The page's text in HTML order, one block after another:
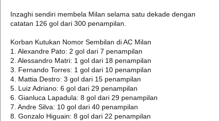
Inzaghi sendiri membela Milan selama satu dekade dengan
catatan 126 gol dari 300 penampilan.
Korban Kutukan Nomor Sembilan di AC Milan
1. Alexandre Pato: 2 gol dari 7 penampilan
2. Alessandro Matri: 1 gol dari 18 penampilan
3. Fernando Torres: 1 gol dari 10 penampilan
4. Mattia Destro: 3 gol dari 15 penampilan
5. Luiz Adriano: 6 gol dari 29 penampilan
6. Gianluca Lapadula: 8 gol dari 29 penampilan
7. Andre Silva: 10 gol dari 40 penampilan
8. Gonzalo Higuain: 8 gol dari 22 penampilan